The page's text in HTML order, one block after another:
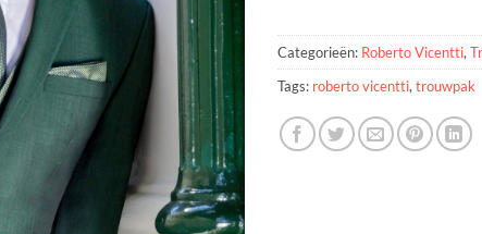
Categorieën: Roberto Vicentti,
Tags: roberto vicentti, trouwpak